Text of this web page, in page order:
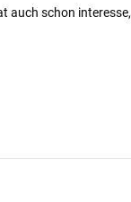
schon